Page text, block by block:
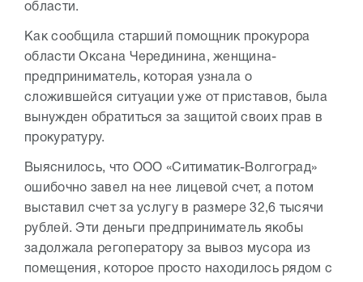
области.
Как сообщила старший помощник прокурора
области Оксана Черединина, женщина-
предприниматель, которая узнала о
сложившейся ситуации уже от приставов, была
вынужден обратиться за защитой своих прав в
прокуратуру.
Выяснилось, что ООО «Ситиматик-Волгоград»
ошибочно завел на нее лицевой счет, а потом
выставил счет за услугу в размере 32,6 тысячи
рублей. Эти деньги предприниматель якобы
задолжала регоператору за вывоз мусора из
помещения, которое просто находилось рядом с